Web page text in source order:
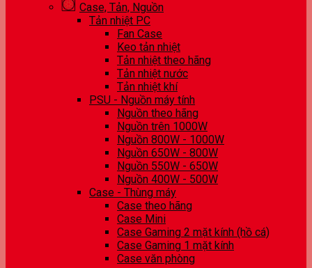
Case, Tản, Nguồn
Tản nhiệt PC
Fan Case
Keo tản nhiệt
Tản nhiệt theo hãng
Tản nhiệt nước
Tản nhiệt khí
PSU - Nguồn máy tính
Nguồn theo hãng
Nguồn trên 1000W
Nguồn 800W - 1000W
Nguồn 650W - 800W
Nguồn 550W - 650W
Nguồn 400W - 500W
Case - Thùng máy
Case theo hãng
Case Mini
Case Gaming 2 mặt kính (hồ cá)
Case Gaming 1 mặt kính
Case văn phòng